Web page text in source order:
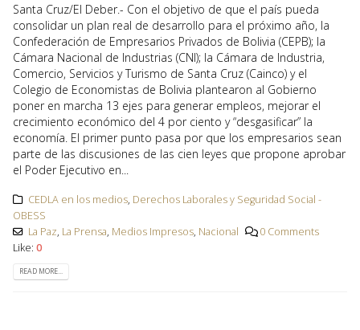
Santa Cruz/El Deber.- Con el objetivo de que el país pueda
consolidar un plan real de desarrollo para el próximo año, la
Confederación de Empresarios Privados de Bolivia (CEPB); la
Cámara Nacional de Industrias (CNI); la Cámara de Industria,
Comercio, Servicios y Turismo de Santa Cruz (Cainco) y el
Colegio de Economistas de Bolivia plantearon al Gobierno
poner en marcha 13 ejes para generar empleos, mejorar el
crecimiento económico del 4 por ciento y “desgasificar” la
economía. El primer punto pasa por que los empresarios sean
parte de las discusiones de las cien leyes que propone aprobar
el Poder Ejecutivo en...
CEDLA en los medios, Derechos Laborales y Seguridad Social -
OBESS
La Paz, La Prensa, Medios Impresos, Nacional
0 Comments
Like: 0
READ MORE...